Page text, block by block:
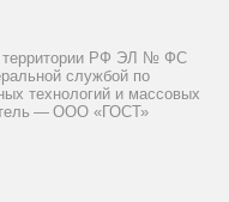
территории РФ ЭЛ № ФС
службой по
технологий и массовых
— ООО «ГОСТ»